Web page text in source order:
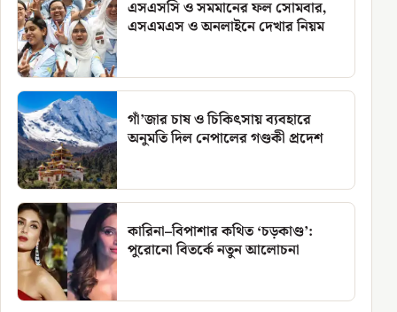
এসএসসি ও সমমানের ফল সোমবার,
এসএমএস ও অনলাইনে দেখার নিয়ম
গাঁ’জার চাষ ও চিকিৎসায় ব্যবহারে
অনুমতি দিল নেপালের গণ্ডকী প্রদেশ
কারিনা–বিপাশার কথিত ‘চড়কাণ্ড’:
পুরোনো বিতর্কে নতুন আলোচনা